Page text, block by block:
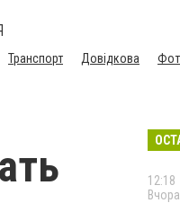
Транспорт Довідкова
12:18
Вчора